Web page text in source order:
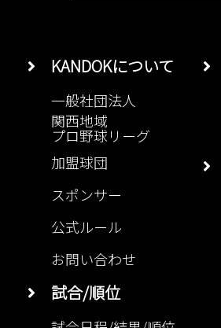
KANDOKについて
一般社団法人
関西地域
プロ野球リーグ
加盟球団
スポンサー
公式ルール
お問い合わせ
試合/順位